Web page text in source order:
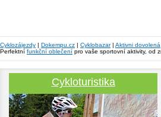
Cyklozájezdy | Dokempu.cz | Cyklobazar| Aktivni dovolená
Perfektní funkční oblečení pro vaše sportovní aktivity, od
Cykloturistika